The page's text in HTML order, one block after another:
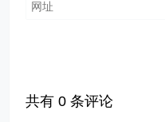
共有0 条评论